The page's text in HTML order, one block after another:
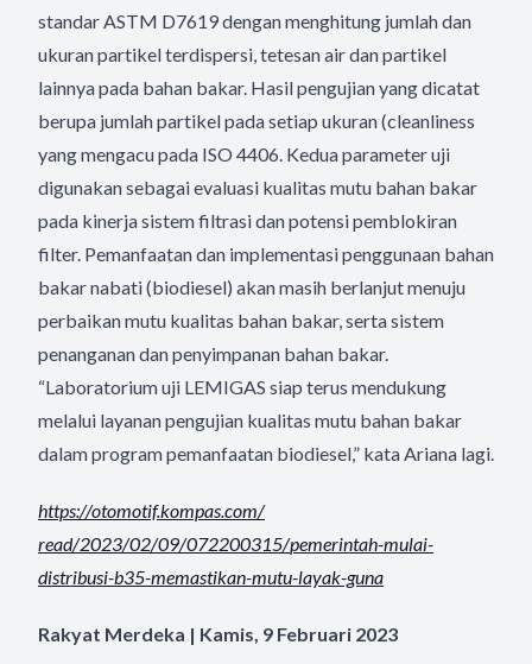
standar ASTM D7619 dengan menghitung jumlah dan
ukuran partikel terdispersi, tetesan air dan partikel
lainnya pada bahan bakar. Hasil pengujian yang dicatat
berupa jumlah partikel pada setiap ukuran (cleanliness
yang mengacu pada ISO 4406. Kedua parameter uji
digunakan sebagai evaluasi kualitas mutu bahan bakar
pada kinerja sistem filtrasi dan potensi pemblokiran
filter. Pemanfaatan dan implementasi penggunaan bahan
bakar nabati (biodiesel) akan masih berlanjut menuju
perbaikan mutu kualitas bahan bakar, serta sistem
penanganan dan penyimpanan bahan bakar.
“Laboratorium uji LEMIGAS siap terus mendukung
melalui layanan pengujian kualitas mutu bahan bakar
dalam program pemanfaatan biodiesel,” kata Ariana lagi.
https://otomotif.kompas.com/
read/2023/02/09/072200315/pemerintah-mulai-
distribusi-b35-memastikan-mutu-layak-guna
Rakyat Merdeka | Kamis, 9 Februari 2023